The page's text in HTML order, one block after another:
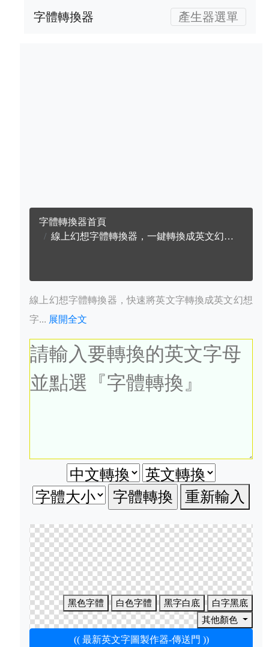
字體轉換器 產生器選單
字體轉換器首頁
線上幻想字體轉換器，一鍵轉換成英文幻想字體
線上幻想字體轉換器，快速將英文字轉換成英文幻想
字... 展開全文
重新輸入
黑色字體 白色字體 黑字白底
白字黑底
其他顏色
(( 最新英文字圖製作器-傳送門 ))